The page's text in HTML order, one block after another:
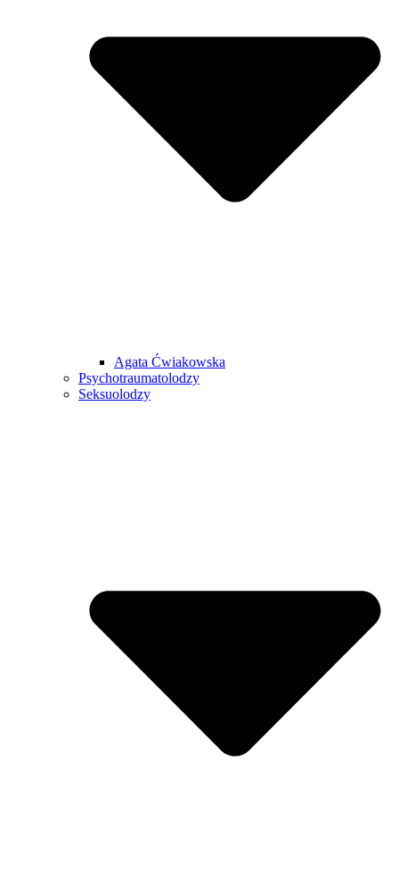
Agata Ćwiakowska
Psychotraumatolodzy
Seksuolodzy